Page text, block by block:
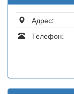
Адрес:
Телефон: